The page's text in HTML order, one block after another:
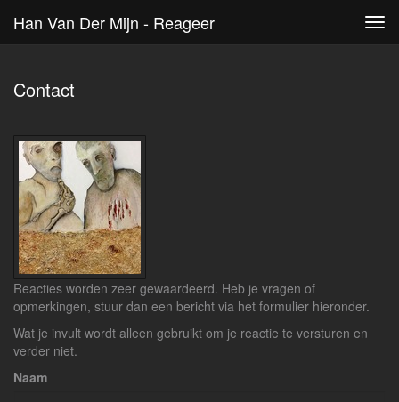
Han Van Der Mijn - Reageer
Contact
Reacties worden zeer gewaardeerd. Heb je vragen of
opmerkingen, stuur dan een bericht via het formulier hieronder.
Wat je invult wordt alleen gebruikt om je reactie te versturen en
verder niet.
Naam